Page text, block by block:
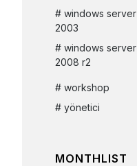
windows server
2003
windows server
2008 r2
workshop
yönetici
MONTHLIST